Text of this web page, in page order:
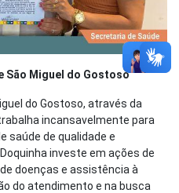
São Miguel do Gostoso
do Gostoso, através da
incansavelmente para
saúde de qualidade e
investe em ações de
doenças e assistência à
do atendimento e na busca